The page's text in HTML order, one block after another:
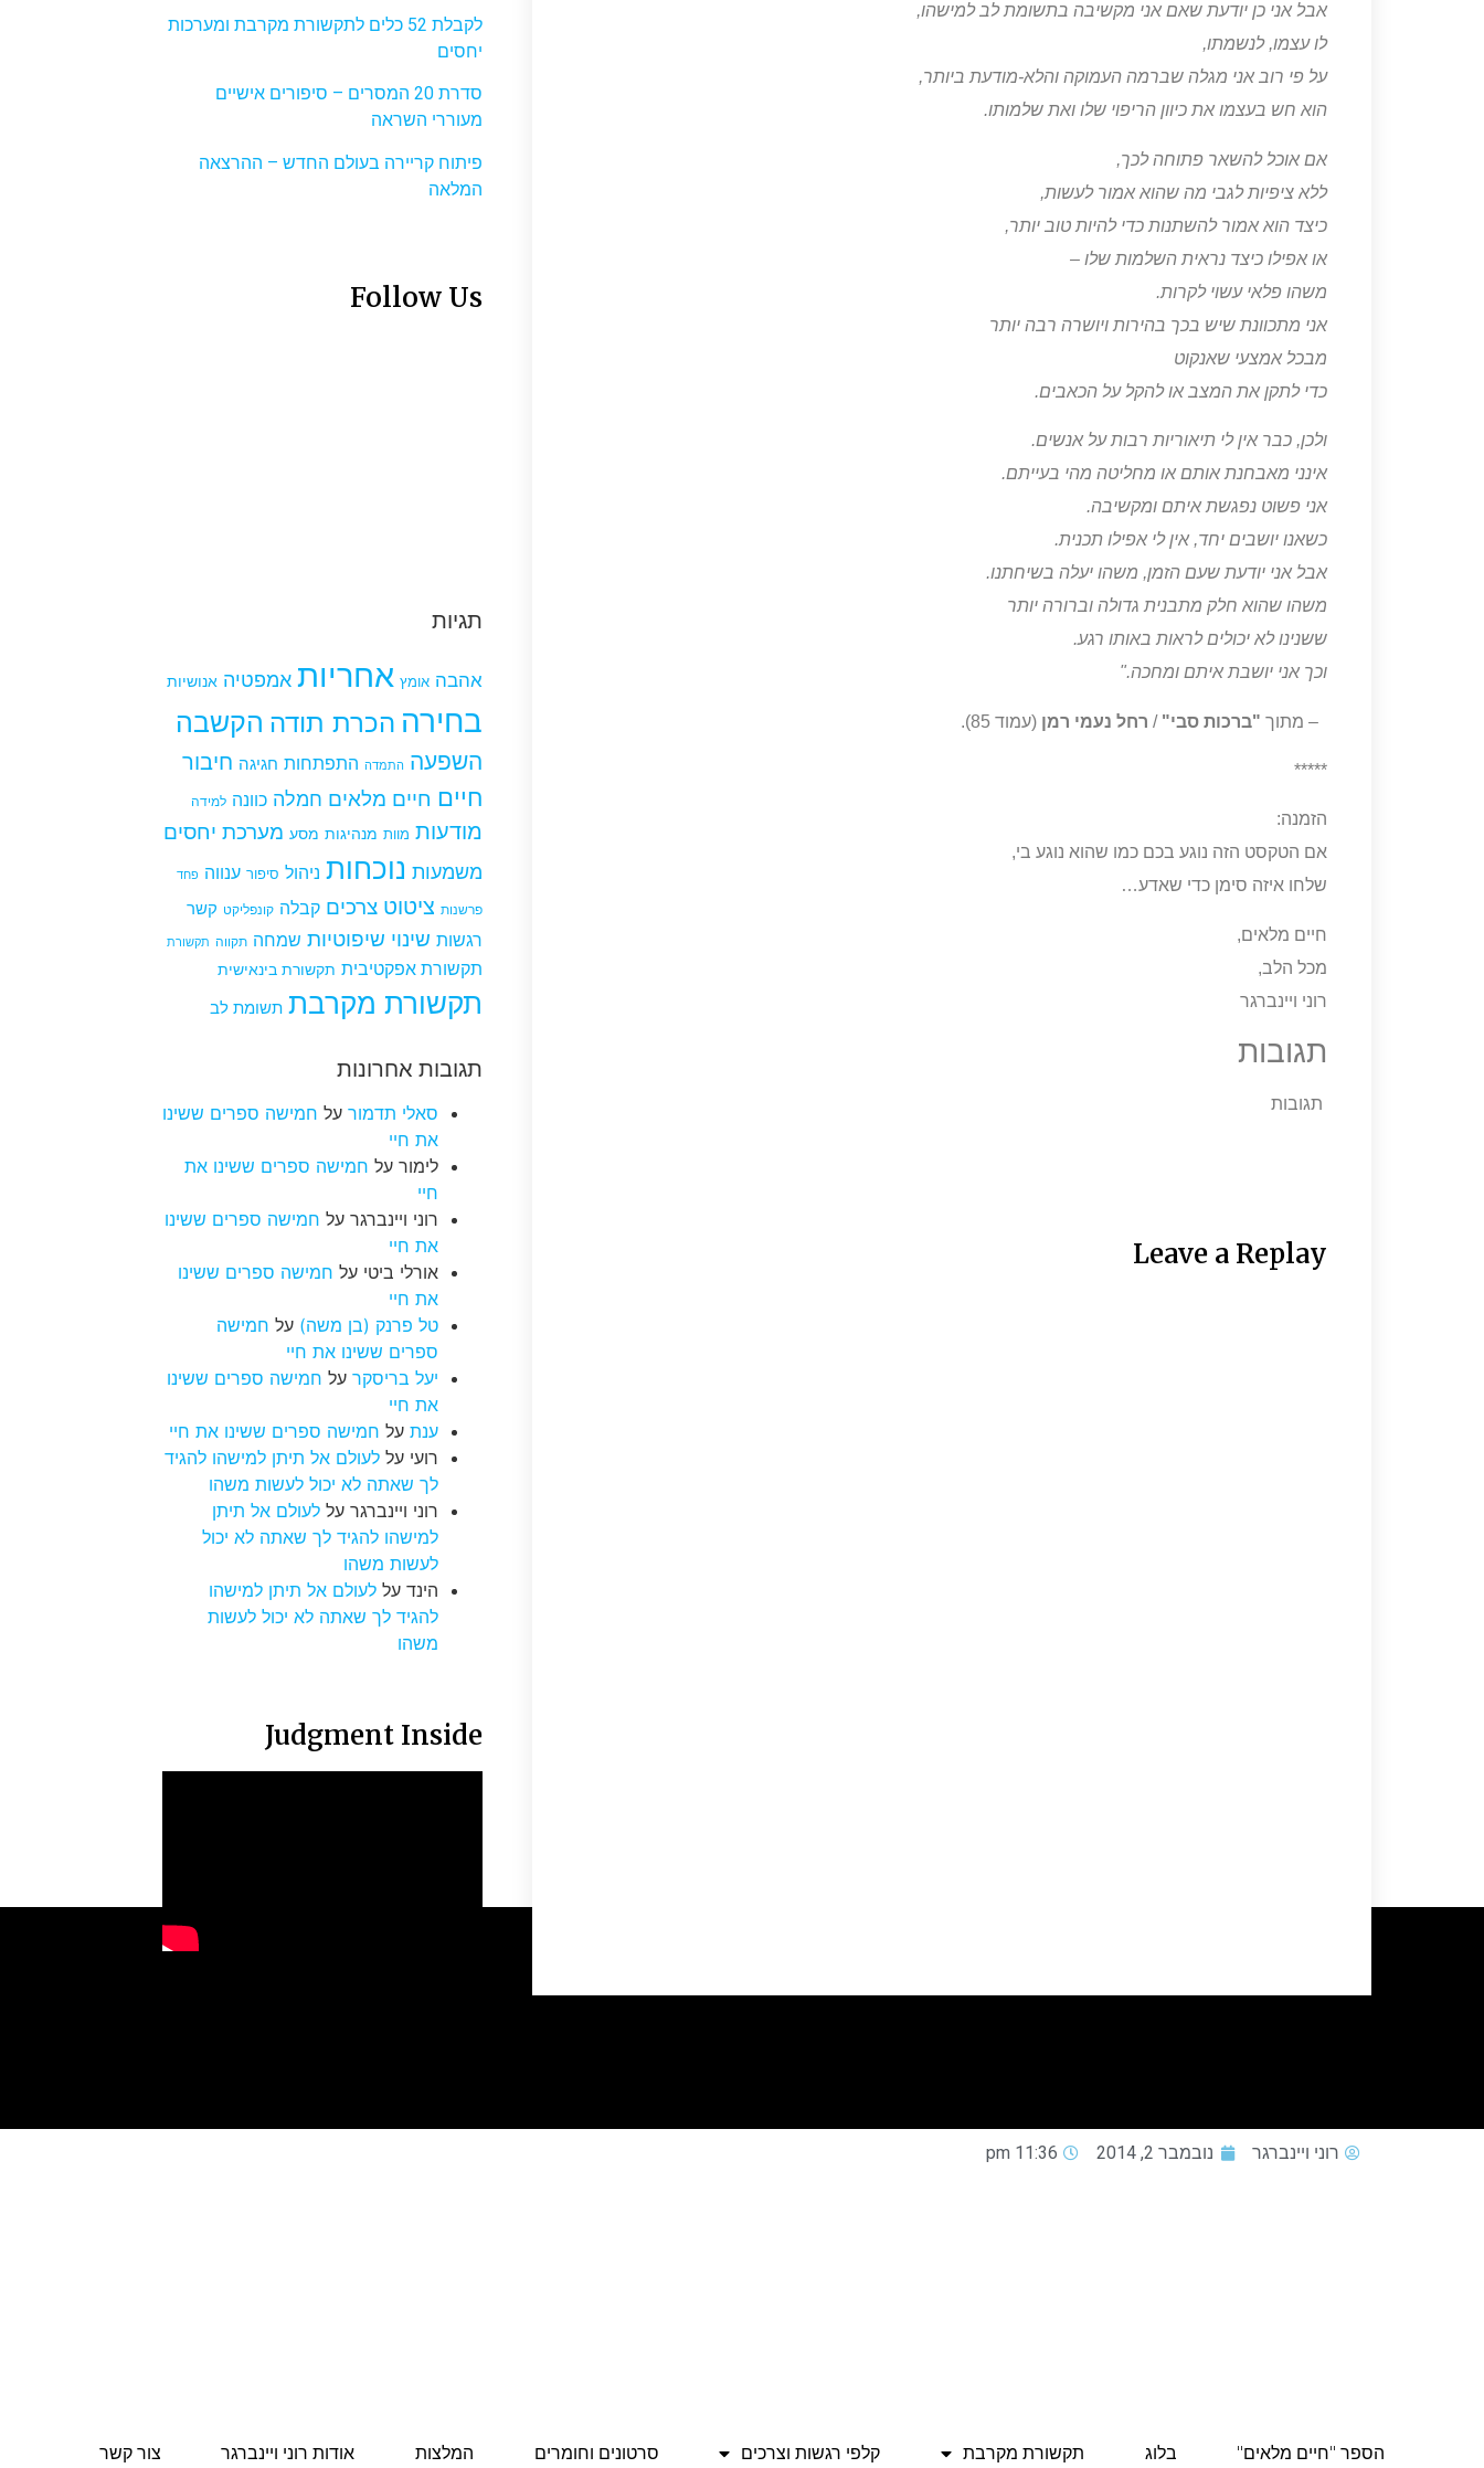
אבל אני כן יודעת שאם אני מקשיבה בתשומת לב למישהו,
לו עצמו, לנשמתו,
על פי רוב אני מגלה שברמה העמוקה והלא-מודעת ביותר,
הוא חש בעצמו את כיוון הריפוי שלו ואת שלמותו.
אם אוכל להשאר פתוחה לכך,
ללא ציפיות לגבי מה שהוא אמור לעשות,
כיצד הוא אמור להשתנות כדי להיות טוב יותר,
או אפילו כיצד נראית השלמות שלו –
משהו פלאי עשוי לקרות.
אני מתכוונת שיש בכך בהירות ויושרה רבה יותר
מבכל אמצעי שאנקוט
כדי לתקן את המצב או להקל על הכאבים.
ולכן, כבר אין לי תיאוריות רבות על אנשים.
אינני מאבחנת אותם או מחליטה מהי בעייתם.
אני פשוט נפגשת איתם ומקשיבה.
כשאנו יושבים יחד, אין לי אפילו תכנית.
אבל אני יודעת שעם הזמן, משהו יעלה בשיחתנו.
משהו שהוא חלק מתבנית גדולה וברורה יותר
ששנינו לא יכולים לראות באותו רגע.
וכך אני יושבת איתם ומחכה."
– מתוך "ברכות סבי" / רחל נעמי רמן (עמוד 85).
*****
הזמנה:
אם הטקסט הזה נוגע בכם כמו שהוא נוגע בי,
שלחו איזה סימן כדי שאדע…
חיים מלאים,
מכל הלב,
רוני ויינברגר
תגובות
תגובות
Leave a Replay
לקבלת 52 כלים לתקשורת מקרבת ומערכות
יחסים
סדרת 20 המסרים – סיפורים אישיים
מעוררי השראה
פיתוח קריירה בעולם החדש – ההרצאה
המלאה
Follow Us
תגיות
אהבה אומץ אחריות אמפטיה אנושיות
בחירה הכרת תודה הקשבה
השפעה התמדה התפתחות חגיגה חיבור
חיים חיים מלאים חמלה כוונה למידה
מודעות מוות מנהיגות מסע מערכת יחסים
משמעות נוכחות ניהול סיפור ענווה פחד
פרשנות ציטוט צרכים קבלה קונפליקט קשר
רגשות שינוי שיפוטיות שמחה תקווה תקשורת
תקשורת אפקטיבית תקשורת בינאישית
תקשורת מקרבת תשומת לב
תגובות אחרונות
סאלי תדמורעל חמישה ספרים ששינו
את חיי
לימורעל חמישה ספרים ששינו את
חיי
רוני ויינברגרעל חמישה ספרים ששינו
את חיי
אורלי ביטי על חמישה ספרים ששינו
את חיי
טל פרנק (בן משה) על חמישה
ספרים ששינו את חיי
יעל בריסקרעל חמישה ספרים ששינו
את חיי
ענתעל חמישה ספרים ששינו את חיי
רועי על לעולם אל תיתן למישהו להגיד
לך שאתה לא יכול לעשות משהו
רוני ויינברגרעל לעולם אל תיתן
למישהו להגיד לך שאתה לא יכול
לעשות משהו
הינדעל לעולם אל תיתן למישהו
להגיד לך שאתה לא יכול לעשות
משהו
Judgment Inside
רוני ויינברגר נובמבר 2, 2014 11:36 pm
הספר "חיים מלאים" בלוג תקשורת מקרבת קלפי רגשות וצרכים סרטונים וחומרים המלצות אודות רוני ויינברגר צור קשר